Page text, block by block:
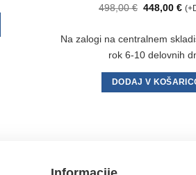
498,00€ Izvirna
cena
bila:
498,00 €.
448,00€
Na zalogi na centralnem
rok 6-10 delovnih
DODAJ V